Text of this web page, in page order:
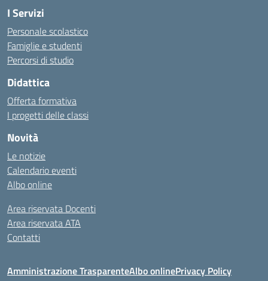
I Servizi
Personale scolastico
Famiglie e studenti
Percorsi di studio
Didattica
Offerta formativa
I progetti delle classi
Novità
Le notizie
Calendario eventi
Albo online
Area riservata Docenti
Area riservata ATA
Contatti
Amministrazione TrasparenteAlbo onlinePrivacy Policy